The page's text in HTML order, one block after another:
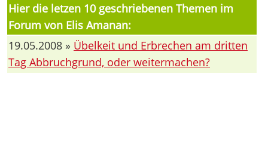
Hier die letzen 10 geschriebenen Themen im
Forum von Elis Amanan:
19.05.2008 » Übelkeit und Erbrechen am dritten
Tag Abbruchgrund, oder weitermachen?